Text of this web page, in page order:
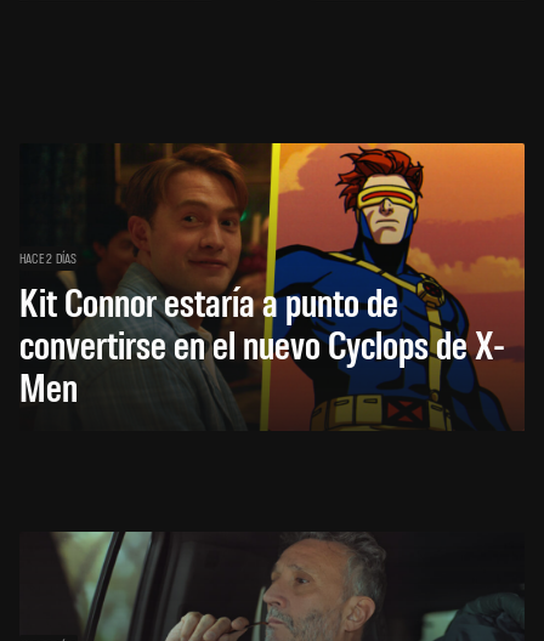
HACE 2 DÍAS
Kit Connor estaría a punto de
convertirse en el nuevo Cyclops de X-
Men